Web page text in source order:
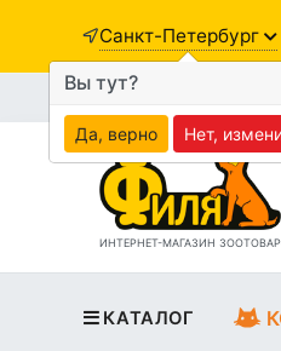
Санкт-Петербург
ИНТЕРНЕТ-МАГАЗИН
КАТАЛОГ
Вы тут?
Да, верно Нет,